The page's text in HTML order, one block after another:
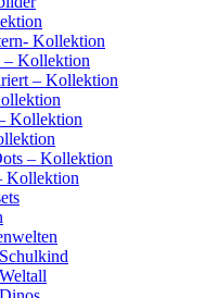
Kollektion
Kollektion
– Kollektion
Kollektion
– Kollektion
Kollektion